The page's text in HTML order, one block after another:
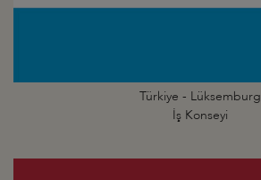
Türkiye - Lüksemburg
İş Konseyi